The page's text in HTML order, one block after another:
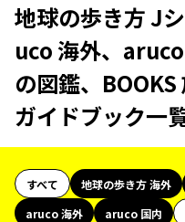
地球の歩き方 J
uco 海外、
の図鑑、
ガイドブック一
すべて 地球の歩き方 海外
aruco 海外
aruco 国内